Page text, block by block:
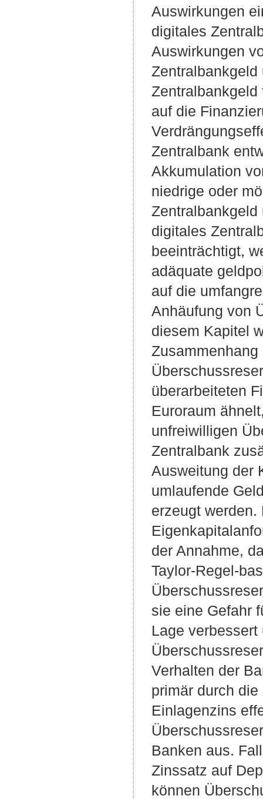
Auswirkungen
digitales
Auswirkungen
auf die
Zentralbank
Akkumulation
niedrige oder
digitales
beeinträchtigt,
adäquate
auf die
Anhäufung von
diesem Kapitel
überarbeiteten
Euroraum
unfreiwilligen
Zentralbank
Ausweitung der
umlaufende
erzeugt
der Annahme,
Taylor-Regel-
sie eine Gefahr
Lage
Verhalten der
primär durch
Einlagenzins
Banken aus.
Zinssatz auf
können